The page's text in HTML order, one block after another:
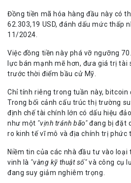
Đồng tiền mã hóa hàng đầu này có
62.303,19 USD, đánh dấu mức thấp
11/2024.
Việc đồng tiền này phá vỡ ngưỡng
lực bán mạnh mẽ hơn, đưa giá trị tài
trước thời điểm bầu cử Mỹ.
Chỉ tính riêng trong tuần này, bitcoin
Trong bối cảnh cấu trúc thị trường
định chế tài chính lớn có dấu hiệu
như một "vịnh tránh bão"đang bị đặt
ro kinh tế vĩ mô và địa chính trị phức
Niềm tin của các nhà đầu tư vào
vinh là "vàng kỹ thuật số"và công cụ
đang suy giảm nghiêm trọng.